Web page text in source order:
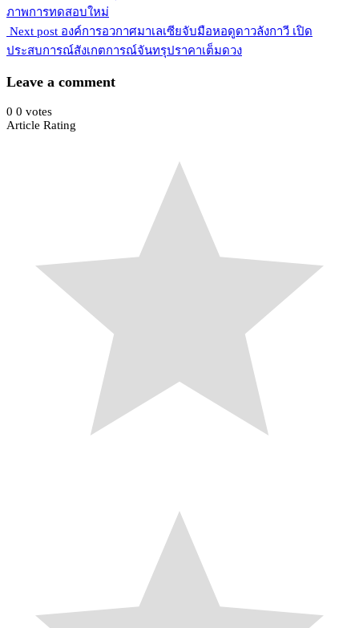
ภาพการทดสอบใหม่
Next post องค์การอวกาศมาเลเซียจับมือหอดูดาวลังกาวี เปิด
ประสบการณ์สังเกตการณ์จันทรุปราคาเต็มดวง
Leave a comment
0 0 votes
Article Rating